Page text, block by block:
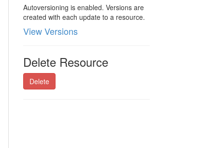
Autoversioning is enabled. Versions are
created with each update to a resource.
View Versions
Delete Resource
Delete